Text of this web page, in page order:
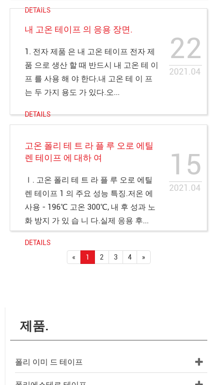
DETAILS
내 고온 테이프 의 응용 장면.
22
2021.04
1. 전자 제품 은 내 고온 테이프 전자 제
품 으로 생산 할 때 반드시 내 고온 테 이
프 를 사용 해 야 한다.내 고온 테 이 프
는 두 가지 용도 가 있다.오...
DETAILS
고온 폴리 테 트 라 플 루 오로 에틸
렌 테이프 에 대하 여
15
2021.04
Ⅰ. 고온 폴리 테 트 라 플 루 오로 에틸
렌 테이프 1 의 주요 성능 특징.저온 에
사용 - 196℃ 고온 300℃, 내 후 성과 노
화 방지 가 있 습 니 다.실제 응용 후...
DETAILS
«
1 2 3 4 »
제품.
폴리 이미 드 테이프